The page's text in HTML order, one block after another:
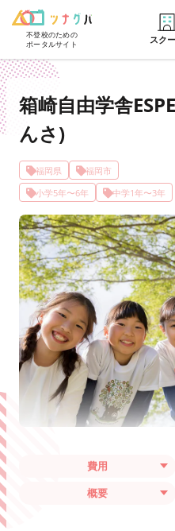
不登校のための
ポータルサイト
スク
箱崎自由学舎
んさ)
福岡県
福岡市
小学5年〜6年
中学1年〜3年
費用
概要